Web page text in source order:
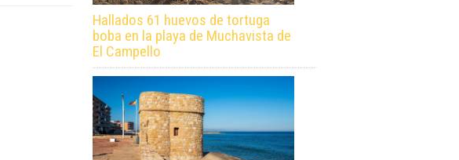
Hallados 61 huevos de tortuga
boba en la playa de Muchavista de
El Campello